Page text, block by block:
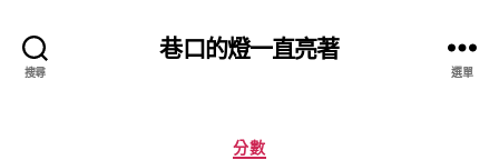
搜尋
巷口的燈一直亮著
選單
分
分數